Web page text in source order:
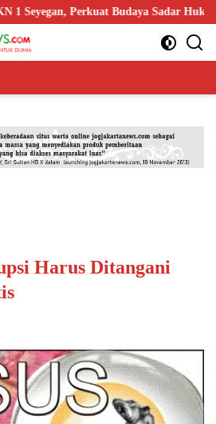
Perkuat Budaya Sadar Hukum di
Harus Ditangani